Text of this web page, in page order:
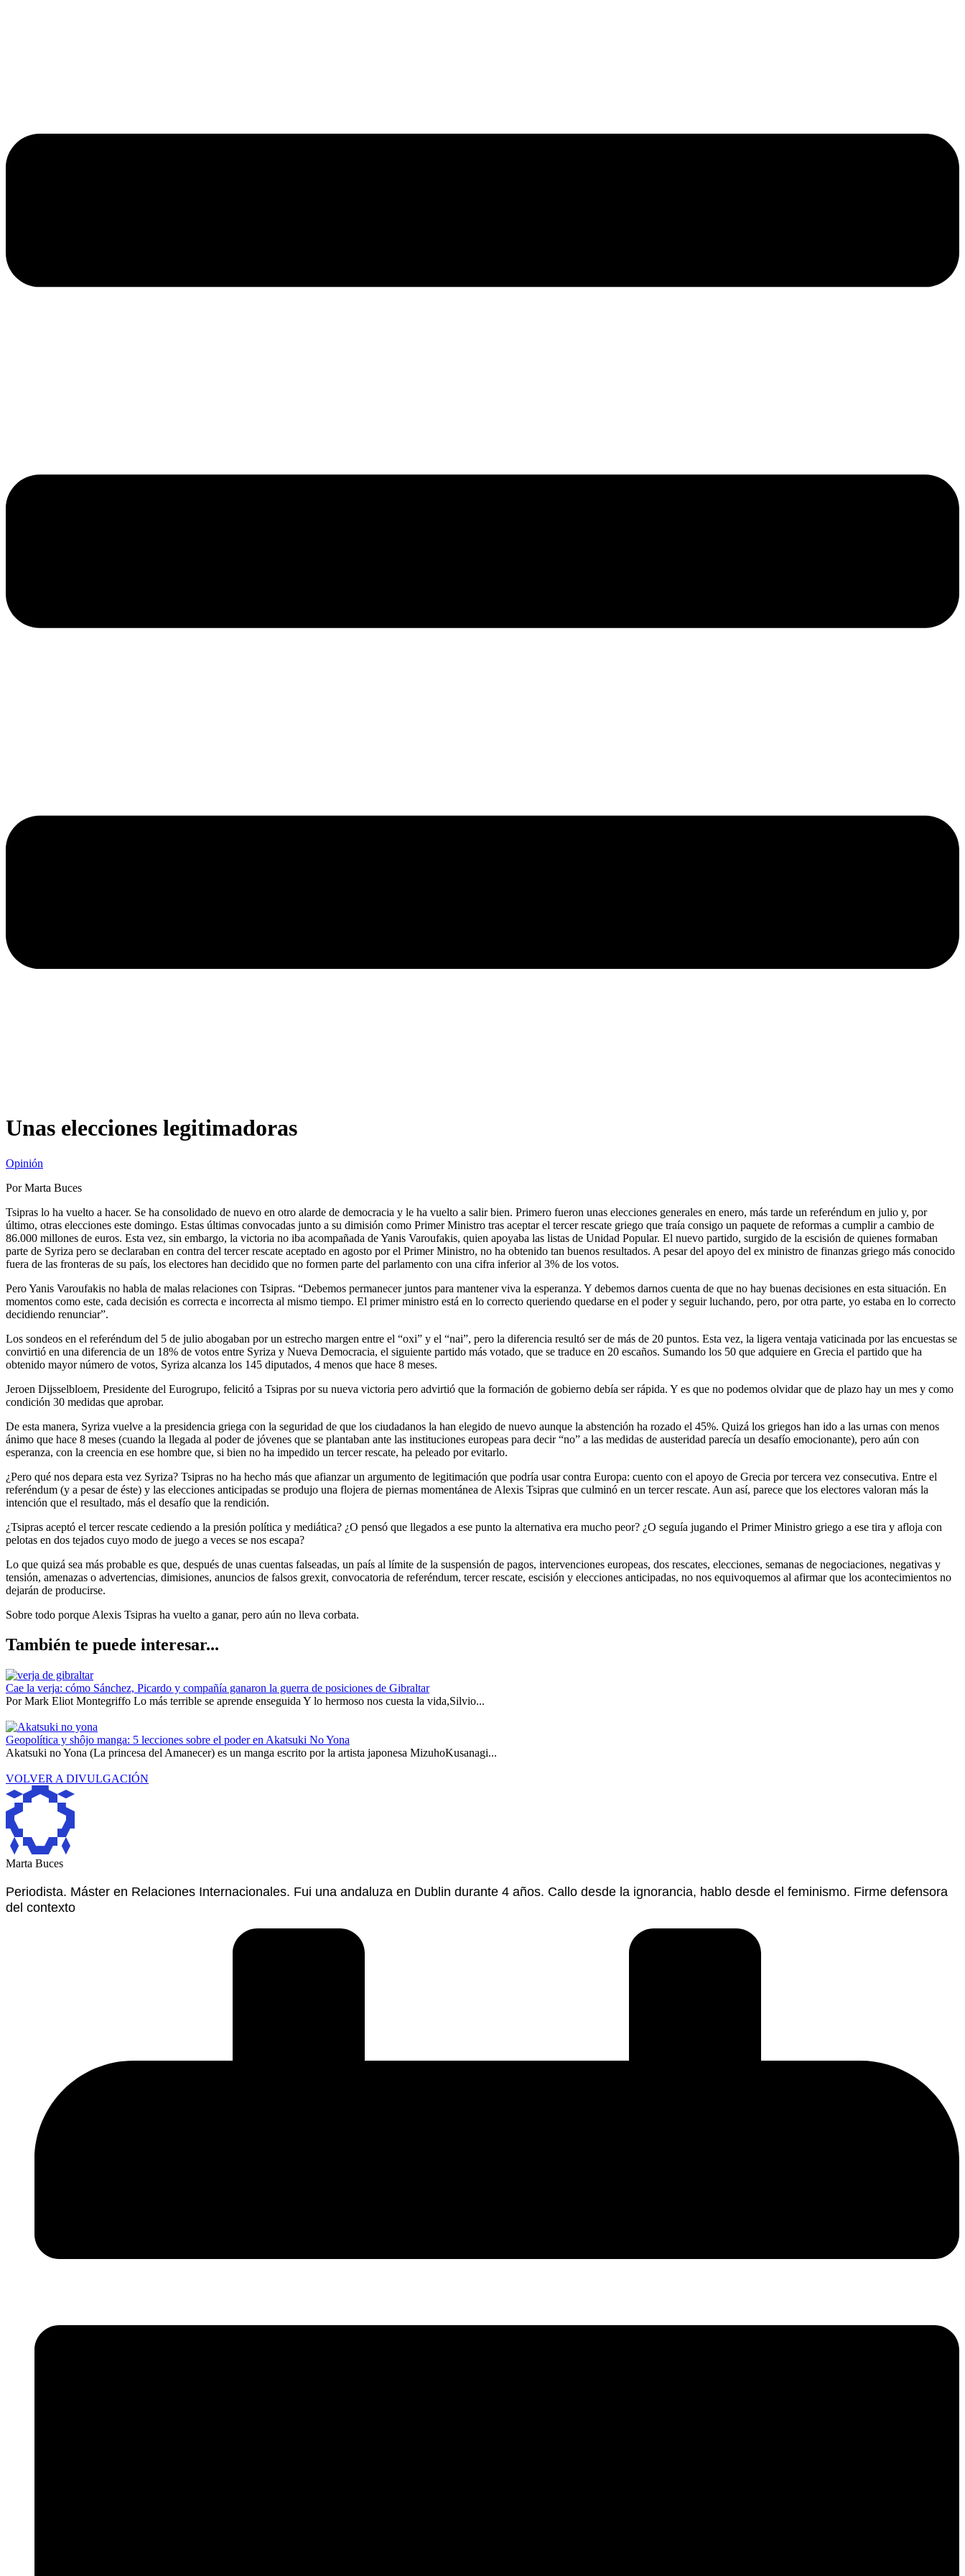
Unas elecciones legitimadoras
Opinión
Por Marta Buces
Tsipras lo ha vuelto a hacer. Se ha consolidado de nuevo en otro alarde de democracia y le ha vuelto a salir bien. Primero fueron unas elecciones generales en enero, más tarde un referéndum en julio y, por
último, otras elecciones este domingo. Estas últimas convocadas junto a su dimisión como Primer Ministro tras aceptar el tercer rescate griego que traía consigo un paquete de reformas a cumplir a cambio de
86.000 millones de euros. Esta vez, sin embargo, la victoria no iba acompañada de Yanis Varoufakis, quien apoyaba las listas de Unidad Popular. El nuevo partido, surgido de la escisión de quienes formaban
parte de Syriza pero se declaraban en contra del tercer rescate aceptado en agosto por el Primer Ministro, no ha obtenido tan buenos resultados. A pesar del apoyo del ex ministro de finanzas griego más conocido
fuera de las fronteras de su país, los electores han decidido que no formen parte del parlamento con una cifra inferior al 3% de los votos.
Pero Yanis Varoufakis no habla de malas relaciones con Tsipras. “Debemos permanecer juntos para mantener viva la esperanza. Y debemos darnos cuenta de que no hay buenas decisiones en esta situación. En
momentos como este, cada decisión es correcta e incorrecta al mismo tiempo. El primer ministro está en lo correcto queriendo quedarse en el poder y seguir luchando, pero, por otra parte, yo estaba en lo correcto
decidiendo renunciar”.
Los sondeos en el referéndum del 5 de julio abogaban por un estrecho margen entre el “oxi” y el “nai”, pero la diferencia resultó ser de más de 20 puntos. Esta vez, la ligera ventaja vaticinada por las encuestas se
convirtió en una diferencia de un 18% de votos entre Syriza y Nueva Democracia, el siguiente partido más votado, que se traduce en 20 escaños. Sumando los 50 que adquiere en Grecia el partido que ha
obtenido mayor número de votos, Syriza alcanza los 145 diputados, 4 menos que hace 8 meses.
Jeroen Dijsselbloem, Presidente del Eurogrupo, felicitó a Tsipras por su nueva victoria pero advirtió que la formación de gobierno debía ser rápida. Y es que no podemos olvidar que de plazo hay un mes y como
condición 30 medidas que aprobar.
De esta manera, Syriza vuelve a la presidencia griega con la seguridad de que los ciudadanos la han elegido de nuevo aunque la abstención ha rozado el 45%. Quizá los griegos han ido a las urnas con menos
ánimo que hace 8 meses (cuando la llegada al poder de jóvenes que se plantaban ante las instituciones europeas para decir “no” a las medidas de austeridad parecía un desafío emocionante), pero aún con
esperanza, con la creencia en ese hombre que, si bien no ha impedido un tercer rescate, ha peleado por evitarlo.
¿Pero qué nos depara esta vez Syriza? Tsipras no ha hecho más que afianzar un argumento de legitimación que podría usar contra Europa: cuento con el apoyo de Grecia por tercera vez consecutiva. Entre el
referéndum (y a pesar de éste) y las elecciones anticipadas se produjo una flojera de piernas momentánea de Alexis Tsipras que culminó en un tercer rescate. Aun así, parece que los electores valoran más la
intención que el resultado, más el desafío que la rendición.
¿Tsipras aceptó el tercer rescate cediendo a la presión política y mediática? ¿O pensó que llegados a ese punto la alternativa era mucho peor? ¿O seguía jugando el Primer Ministro griego a ese tira y afloja con
pelotas en dos tejados cuyo modo de juego a veces se nos escapa?
Lo que quizá sea más probable es que, después de unas cuentas falseadas, un país al límite de la suspensión de pagos, intervenciones europeas, dos rescates, elecciones, semanas de negociaciones, negativas y
tensión, amenazas o advertencias, dimisiones, anuncios de falsos grexit, convocatoria de referéndum, tercer rescate, escisión y elecciones anticipadas, no nos equivoquemos al afirmar que los acontecimientos no
dejarán de producirse.
Sobre todo porque Alexis Tsipras ha vuelto a ganar, pero aún no lleva corbata.
También te puede interesar...
Cae la verja: cómo Sánchez, Picardo y compañía ganaron la guerra de posiciones de Gibraltar
Por Mark Eliot Montegriffo Lo más terrible se aprende enseguida Y lo hermoso nos cuesta la vida,Silvio...
Geopolítica y shôjo manga: 5 lecciones sobre el poder en Akatsuki No Yona
Akatsuki no Yona (La princesa del Amanecer) es un manga escrito por la artista japonesa MizuhoKusanagi...
VOLVER A DIVULGACIÓN
Marta Buces
Periodista. Máster en Relaciones Internacionales. Fui una andaluza en Dublin durante 4 años. Callo desde la ignorancia, hablo desde el feminismo. Firme defensora
del contexto